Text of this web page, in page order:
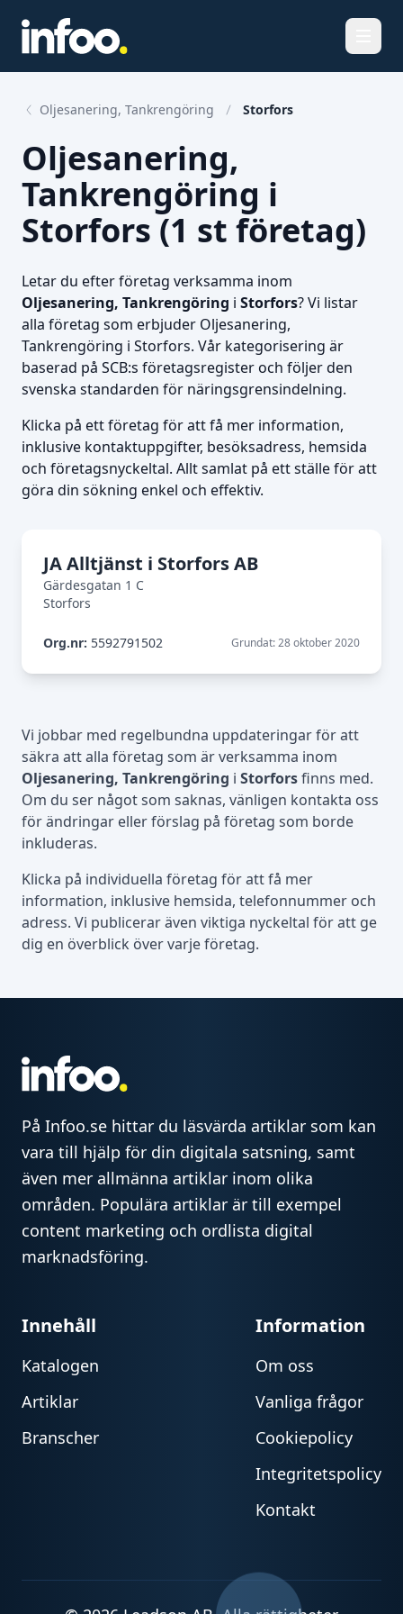
Oljesanering, Tankrengöring Storfors
Oljesanering,
Tankrengöring i
Storfors (1 st företag)
Letar du efter företag verksamma inom
Oljesanering, Tankrengöring i Storfors? Vi listar
alla företag som erbjuder Oljesanering,
Tankrengöring i Storfors. Vår kategorisering är
baserad på SCB:s företagsregister och följer den
svenska standarden för näringsgrensindelning.
Klicka på ett företag för att få mer information,
inklusive kontaktuppgifter, besöksadress, hemsida
och företagsnyckeltal. Allt samlat på ett ställe för att
göra din sökning enkel och effektiv.
JA Alltjänst i Storfors AB
Gärdesgatan 1 C
Storfors
Org.nr: 5592791502 Grundat: 28 oktober 2020
Vi jobbar med regelbundna uppdateringar för att
säkra att alla företag som är verksamma inom
Oljesanering, Tankrengöring i Storforsfinns med.
Om du ser något som saknas, vänligen kontakta oss
för ändringar eller förslag på företag som borde
inkluderas.
Klicka på individuella företag för att få mer
information, inklusive hemsida, telefonnummer och
adress. Vi publicerar även viktiga nyckeltal för att ge
dig en överblick över varje företag.
På Infoo.se hittar du läsvärda artiklar som kan
vara till hjälp för din digitala satsning, samt
även mer allmänna artiklar inom olika
områden. Populära artiklar är till exempel
content marketing och ordlista digital
marknadsföring.
Innehåll
Katalogen
Artiklar
Branscher
Information
Om oss
Vanliga frågor
Cookiepolicy
Integritetspolicy
Kontakt